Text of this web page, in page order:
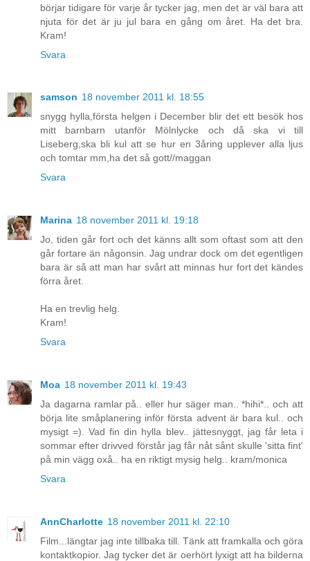
börjar tidigare för varje år tycker jag, men det är väl bara att
njuta för det är ju jul bara en gång om året. Ha det bra.
Kram!
Svara
samson 18 november 2011 kl. 18:55
snygg hylla,första helgen i December blir det ett besök hos
mitt barnbarn utanför Mölnlycke och då ska vi till
Liseberg,ska bli kul att se hur en 3åring upplever alla ljus
och tomtar mm,ha det så gott//maggan
Svara
Marina 18 november 2011 kl. 19:18
Jo, tiden går fort och det känns allt som oftast som att den
går fortare än någonsin. Jag undrar dock om det egentligen
bara är så att man har svårt att minnas hur fort det kändes
förra året.
Ha en trevlig helg.
Kram!
Svara
Moa 18 november 2011 kl. 19:43
Ja dagarna ramlar på.. eller hur säger man.. *hihi*.. och att
börja lite småplanering inför första advent är bara kul.. och
mysigt =). Vad fin din hylla blev.. jättesnyggt, jag får leta i
sommar efter drivved förstår jag får nåt sånt skulle 'sitta fint'
på min vägg oxå.. ha en riktigt mysig helg.. kram/monica
Svara
AnnCharlotte 18 november 2011 kl. 22:10
Film...längtar jag inte tillbaka till. Tänk att framkalla och göra
kontaktkopior. Jag tycker det är oerhört lyxigt att ha bilderna